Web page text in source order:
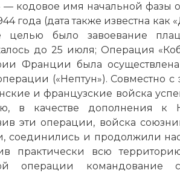
— кодовое имя начальной фазы
года (дата также известна как
целью было завоевание
до 25 июля; Операция
Франции была
(«Нептун»). Совместно с
и французские войска
в качестве дополнения к
эти операции, войска
соединились и продолжили
практически всю
операции командование